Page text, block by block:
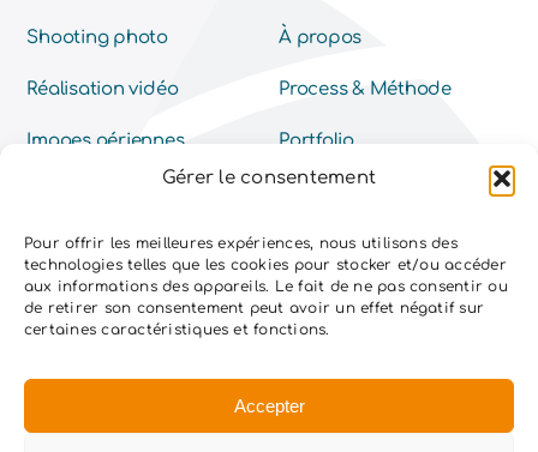
Gérer le consentement
Pour offrir les meilleures expériences, nous utilisons des
technologies telles que les cookies pour stocker et/ou accéder
aux informations des appareils. Le fait de ne pas consentir ou
de retirer son consentement peut avoir un effet négatif sur
certaines caractéristiques et fonctions.
Accepter
Shooting photo
Réalisation vidéo
Images aériennes
À propos
Process & Méthode
Portfolio
Petfood Parc Animalier et Aquarium